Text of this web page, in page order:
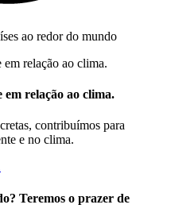
ao redor do mundo
relação ao clima.
contribuímos para
e no clima.
Teremos o prazer de